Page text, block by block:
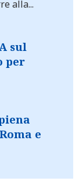
alla...
sul
per
e